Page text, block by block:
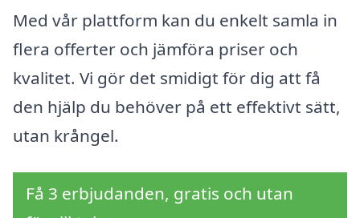
Med vår plattform kan du enkelt samla in
flera offerter och jämföra priser och
kvalitet. Vi gör det smidigt för dig att få
den hjälp du behöver på ett effektivt sätt,
utan krångel.
Få 3 erbjudanden, gratis och utan